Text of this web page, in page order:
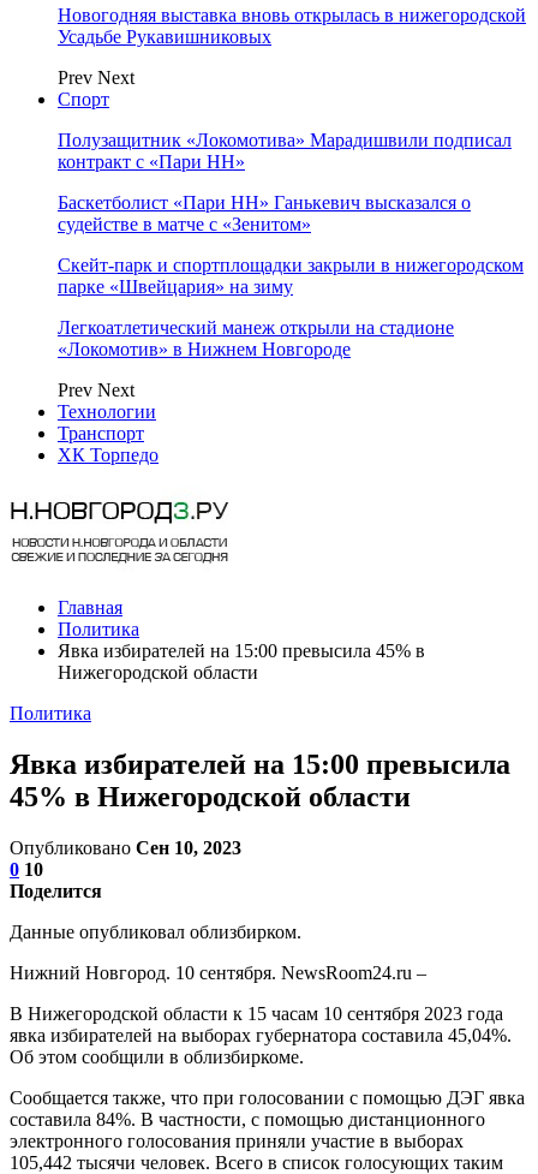
Новогодняя выставка вновь открылась в нижегородской
Усадьбе Рукавишниковых
Prev Next
Спорт
Полузащитник «Локомотива» Марадишвили подписал
контракт с «Пари НН»
Баскетболист «Пари НН» Ганькевич высказался о
судействе в матче с «Зенитом»
Скейт-парк и спортплощадки закрыли в нижегородском
парке «Швейцария» на зиму
Легкоатлетический манеж открыли на стадионе
«Локомотив» в Нижнем Новгороде
Prev Next
Технологии
Транспорт
ХК Торпедо
Главная
Политика
Явка избирателей на 15:00 превысила 45% в
Нижегородской области
Политика
Явка избирателей на 15:00 превысила
45% в Нижегородской области
Опубликовано Сен 10, 2023
0 10
Поделится
Данные опубликовал облизбирком.
Нижний Новгород. 10 сентября. NewsRoom24.ru –
В Нижегородской области к 15 часам 10 сентября 2023 года
явка избирателей на выборах губернатора составила 45,04%.
Об этом сообщили в облизбиркоме.
Сообщается также, что при голосовании с помощью ДЭГ явка
составила 84%. В частности, с помощью дистанционного
электронного голосования приняли участие в выборах
105,442 тысячи человек. Всего в список голосующих таким